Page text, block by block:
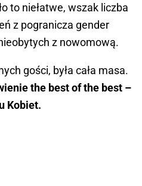
to niełatwe, wszak liczba
z pogranicza gender
z nowomową.
gości, była cała masa.
the best of the best –
Kobiet.